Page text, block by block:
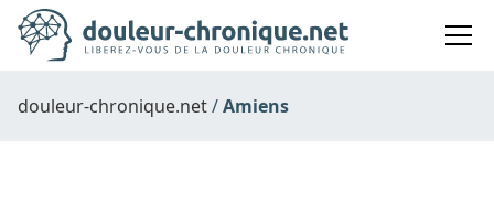
douleur-chronique.net Amiens